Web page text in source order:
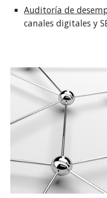
Auditoría de
canales digitales y